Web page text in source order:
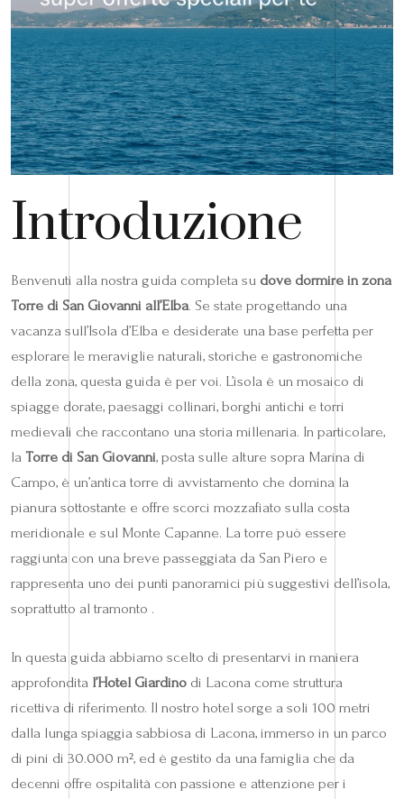
Introduzione
Benvenuti alla nostra guida completa su dove dormire in zona
Torre di San Giovanni all’Elba. Se state progettando una
vacanza sull’Isola d’Elba e desiderate una base perfetta per
esplorare le meraviglie naturali, storiche e gastronomiche
della zona, questa guida è per voi. L’isola è un mosaico di
spiagge dorate, paesaggi collinari, borghi antichi e torri
medievali che raccontano una storia millenaria. In particolare,
la Torre di San Giovanni, posta sulle alture sopra Marina di
Campo, è un’antica torre di avvistamento che domina la
pianura sottostante e offre scorci mozzafiato sulla costa
meridionale e sul Monte Capanne. La torre può essere
raggiunta con una breve passeggiata da San Piero e
rappresenta uno dei punti panoramici più suggestivi dell’isola,
soprattutto al tramonto .
In questa guida abbiamo scelto di presentarvi in maniera
approfondita l’Hotel Giardino di Lacona come struttura
ricettiva di riferimento. Il nostro hotel sorge a soli 100 metri
dalla lunga spiaggia sabbiosa di Lacona, immerso in un parco
di pini di 30.000 m², ed è gestito da una famiglia che da
decenni offre ospitalità con passione e attenzione per i